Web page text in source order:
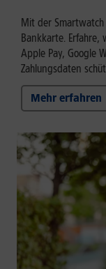
Mit der
Bankkarte.
Apple Pay, Google
Zahlungsdaten
Mehr erfahren